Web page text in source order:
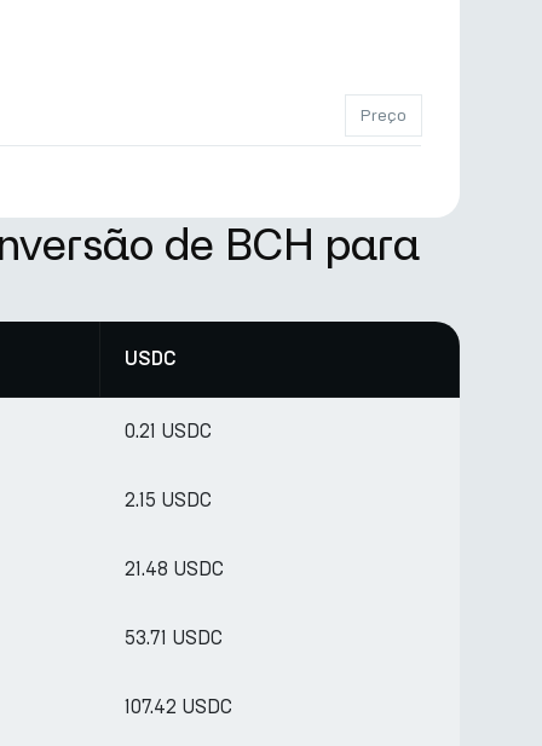
Preço
de BCH para
USDC
0.21 USDC
2.15 USDC
21.48 USDC
53.71 USDC
107.42 USDC